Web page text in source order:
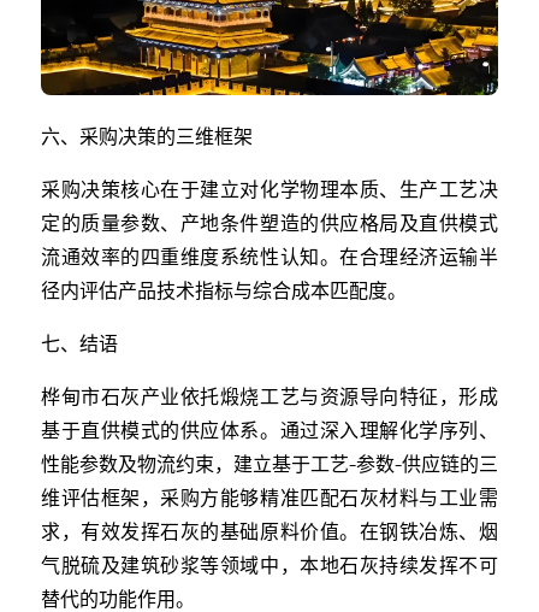
六、采购决策的三维框架
采购决策核心在于建立对化学物理本质、生产工艺决
定的质量参数、产地条件塑造的供应格局及直供模式
流通效率的四重维度系统性认知。在合理经济运输半
径内评估产品技术指标与综合成本匹配度。
七、结语
桦甸市石灰产业依托煅烧工艺与资源导向特征，形成
基于直供模式的供应体系。通过深入理解化学序列、
性能参数及物流约束，建立基于工艺-参数-供应链的三
维评估框架，采购方能够精准匹配石灰材料与工业需
求，有效发挥石灰的基础原料价值。在钢铁冶炼、烟
气脱硫及建筑砂浆等领域中，本地石灰持续发挥不可
替代的功能作用。